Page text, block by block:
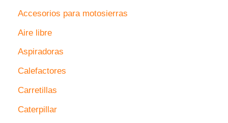
Accesorios para motosierras
Aire libre
Aspiradoras
Calefactores
Carretillas
Caterpillar